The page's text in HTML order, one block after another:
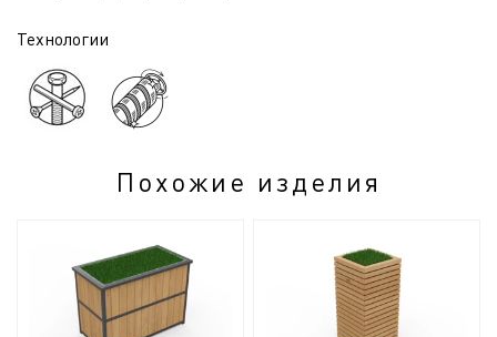
Технологии
Похожие изделия